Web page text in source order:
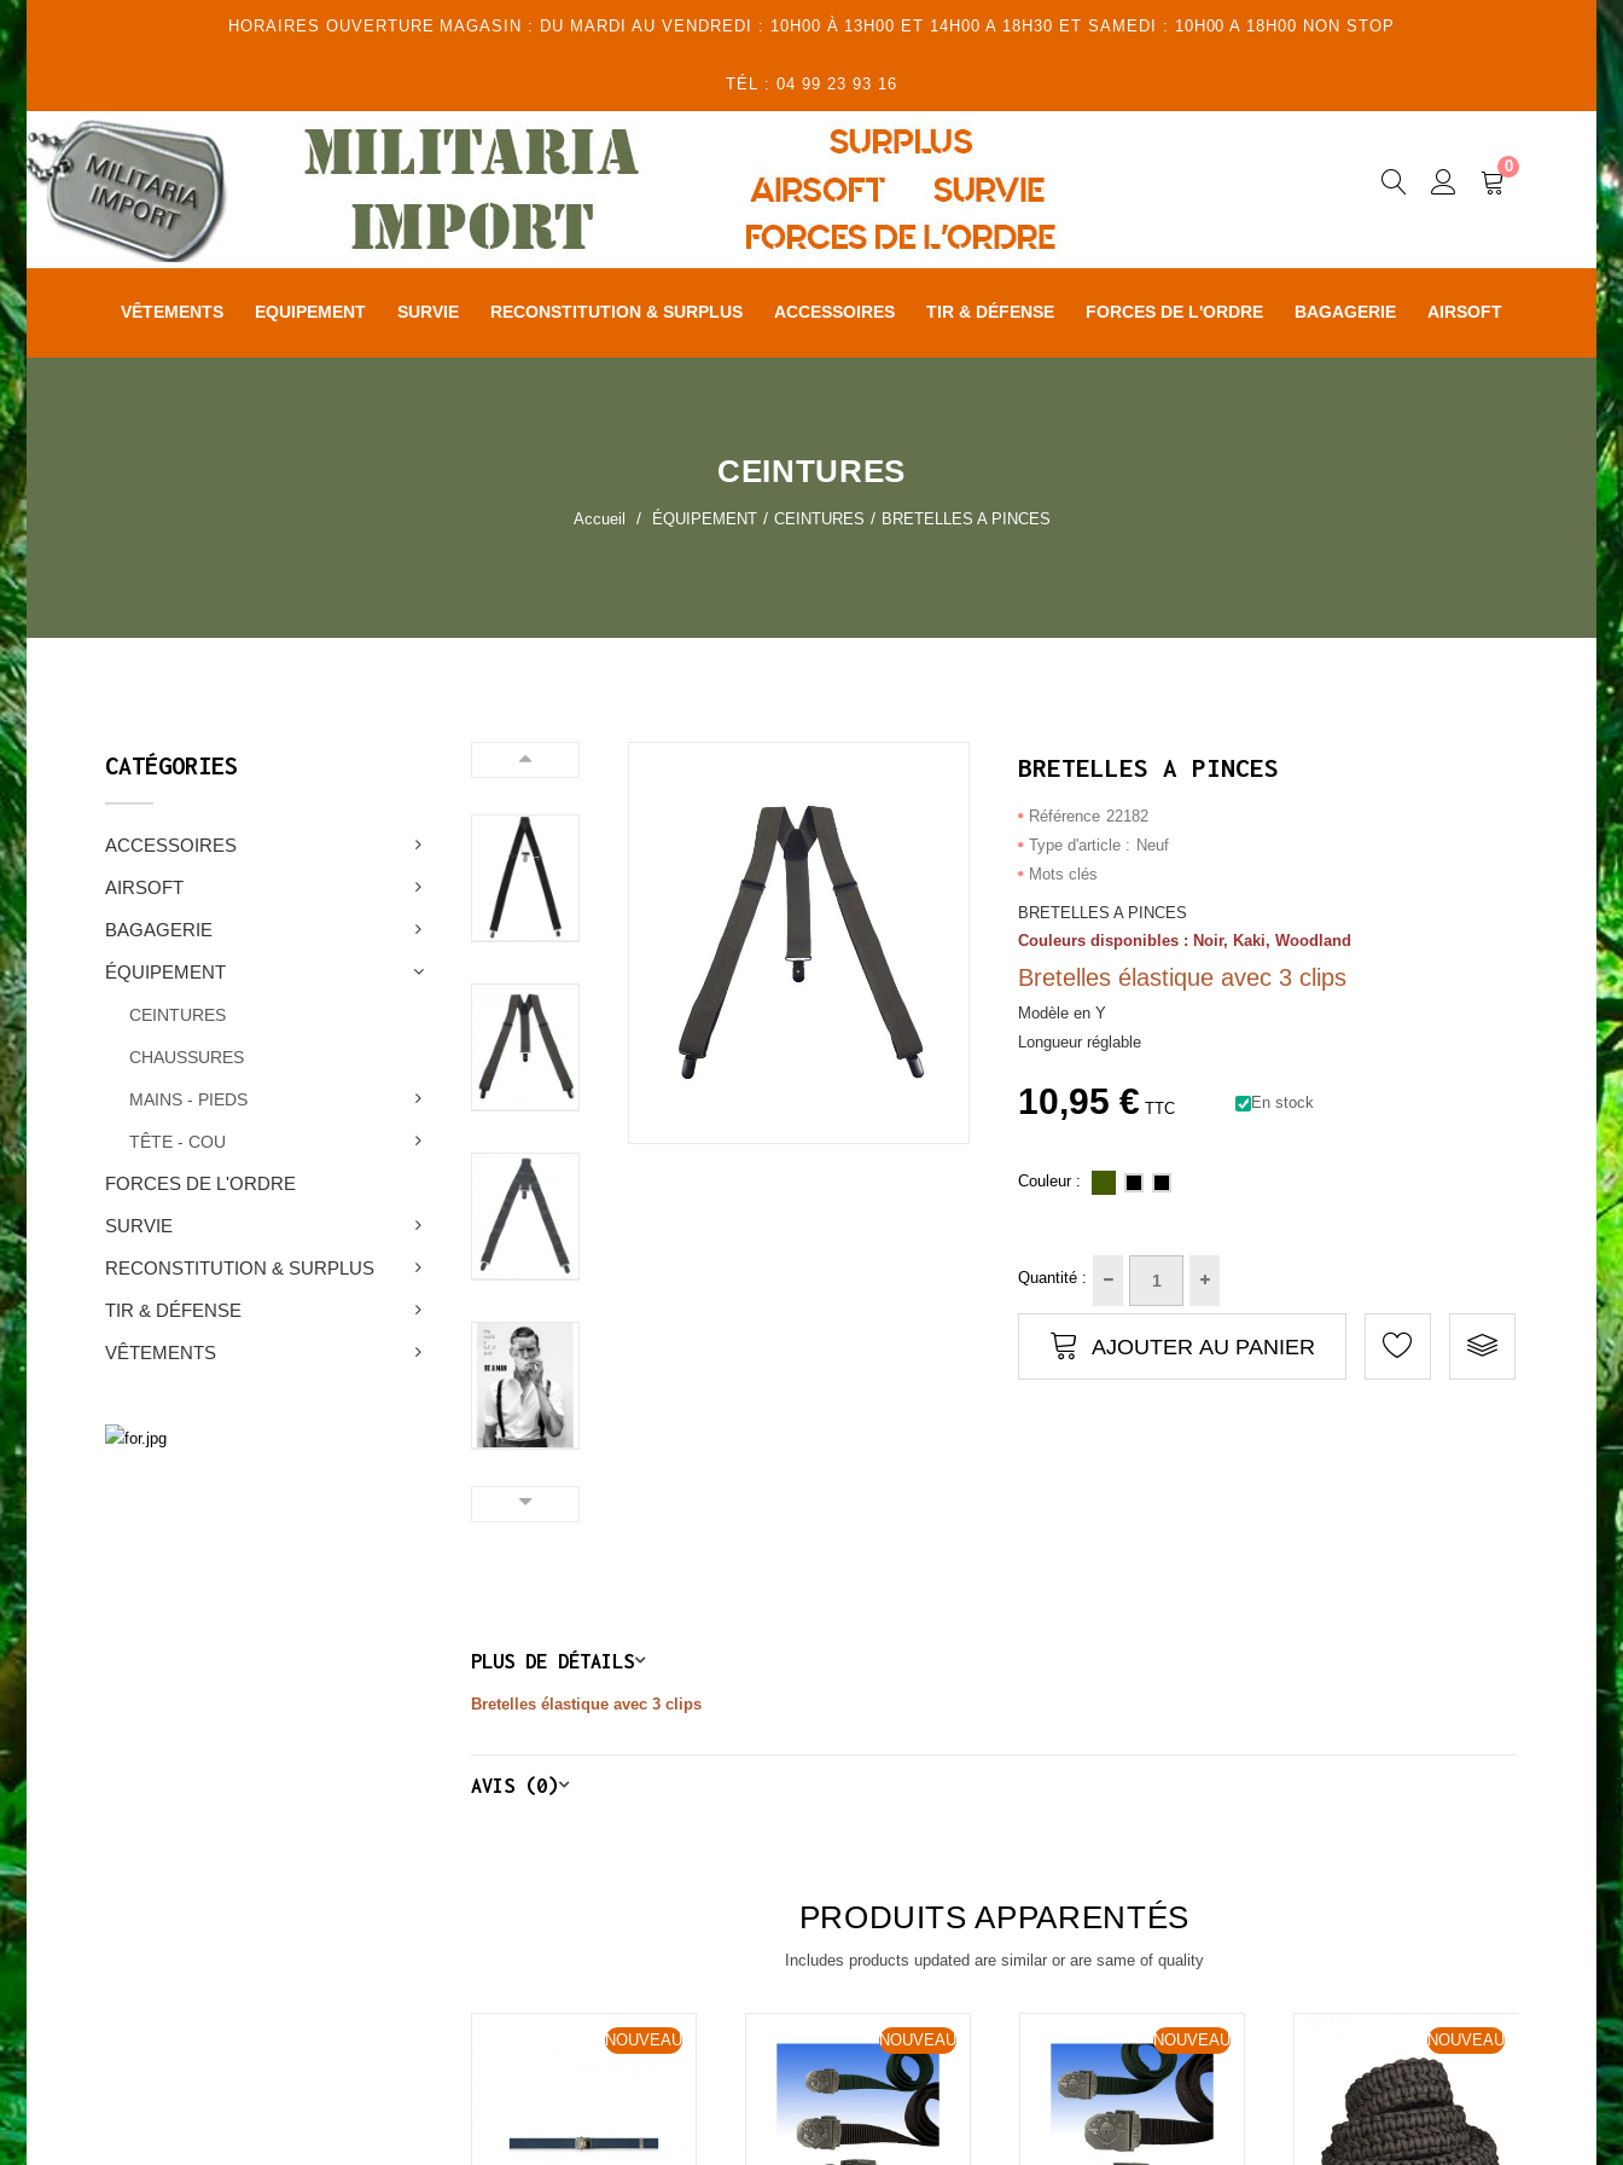
HORAIRES OUVERTURE MAGASIN : DU MARDI AU VENDREDI : 10H00 À 13H00 ET 14H00 A 18H30 ET SAMEDI : 10H00 A 18H00 NON STOP
TÉL : 04 99 23 93 16
0
VÊTEMENTS EQUIPEMENT SURVIE RECONSTITUTION & SURPLUS ACCESSOIRES TIR & DÉFENSE FORCES DE L'ORDRE BAGAGERIE AIRSOFT
CEINTURES
Accueil ÉQUIPEMENT CEINTURES BRETELLES A PINCES
CATÉGORIES
ACCESSOIRES
AIRSOFT
BAGAGERIE
ÉQUIPEMENT
CEINTURES
CHAUSSURES
MAINS - PIEDS
TÊTE - COU
FORCES DE L'ORDRE
SURVIE
RECONSTITUTION & SURPLUS
TIR & DÉFENSE
VÊTEMENTS
BRETELLES A PINCES
Référence 22182
Type d'article : Neuf
Mots clés
BRETELLES A PINCES
Couleurs disponibles : Noir, Kaki, Woodland
Bretelles élastique avec 3 clips
Modèle en Y
Longueur réglable
10,95 € TTC En stock
Couleur :
Quantité :
AJOUTER AU PANIER
PLUS DE DÉTAILS
Bretelles élastique avec 3 clips
AVIS (0)
PRODUITS APPARENTÉS
Includes products updated are similar or are same of quality
NOUVEAU NOUVEAU NOUVEAU NOUVEAU